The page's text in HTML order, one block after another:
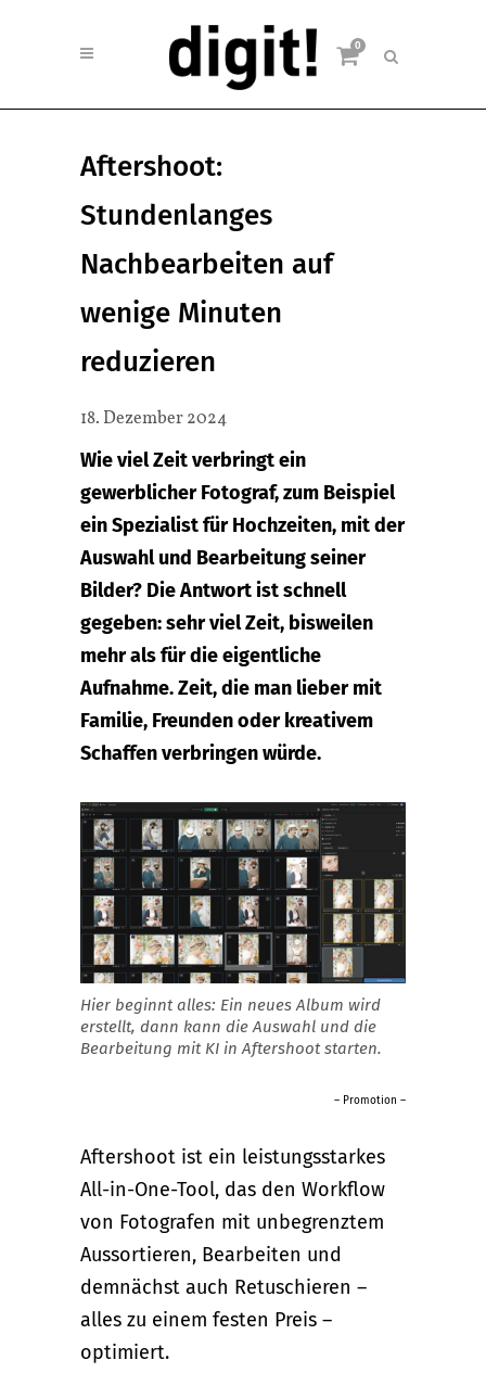
0
Aftershoot:
Stundenlanges
Nachbearbeiten auf
wenige Minuten
reduzieren
18. Dezember 2024
Wie viel Zeit verbringt ein
gewerblicher Fotograf, zum Beispiel
ein Spezialist für Hochzeiten, mit der
Auswahl und Bearbeitung seiner
Bilder? Die Antwort ist schnell
gegeben: sehr viel Zeit, bisweilen
mehr als für die eigentliche
Aufnahme. Zeit, die man lieber mit
Familie, Freunden oder kreativem
Schaffen verbringen würde.
Hier beginnt alles: Ein neues Album wird
erstellt, dann kann die Auswahl und die
Bearbeitung mit KI in Aftershoot starten.
– Promotion –
Aftershoot ist ein leistungsstarkes
All-in-One-Tool, das den Workflow
von Fotografen mit unbegrenztem
Aussortieren, Bearbeiten und
demnächst auch Retuschieren –
alles zu einem festen Preis –
optimiert.